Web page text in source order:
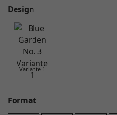
Design
Variante 1
Format